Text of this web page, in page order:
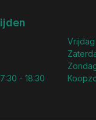
- 18:30
Vrijdag